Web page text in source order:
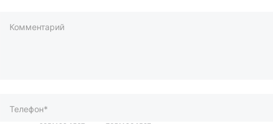
Комментарий
пример: 89511234567 или +79511324567